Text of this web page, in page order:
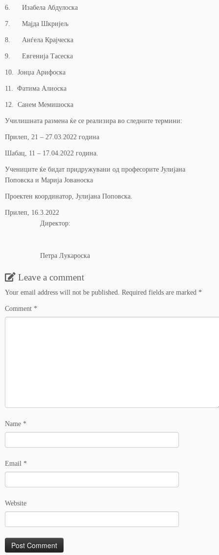
6. Изабела Абдулоска
7. Мајда Шкријељ
8. Анѓела Крајческа
9. Евгенија Тасеска
10. Јонџа Арифоска
11. Фатима Алиоска
12. Санем Мемишоска
Училишната размена ќе се реализира во следните термини:
Прилеп, 21 – 27.03.2022 година
Шабац, 11 – 17.04.2022 година.
Учениците ќе бидат придружувани од професорите Јулијана
Поповска и Марија Јованоска
Проектен координатор, Јулијана Поповска.
Прилеп, 16.3.2022
Директор:
Петра Лукароска
Leave a comment
Your email address will not be published. Required fields are marked *
Comment *
Name *
Email *
Website